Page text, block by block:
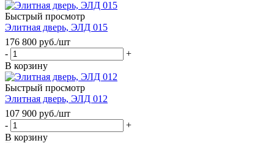
Быстрый просмотр
Элитная дверь, ЭЛД 015
176 800 руб./шт
-
+
В корзину
Быстрый просмотр
Элитная дверь, ЭЛД 012
107 900 руб./шт
-
+
В корзину